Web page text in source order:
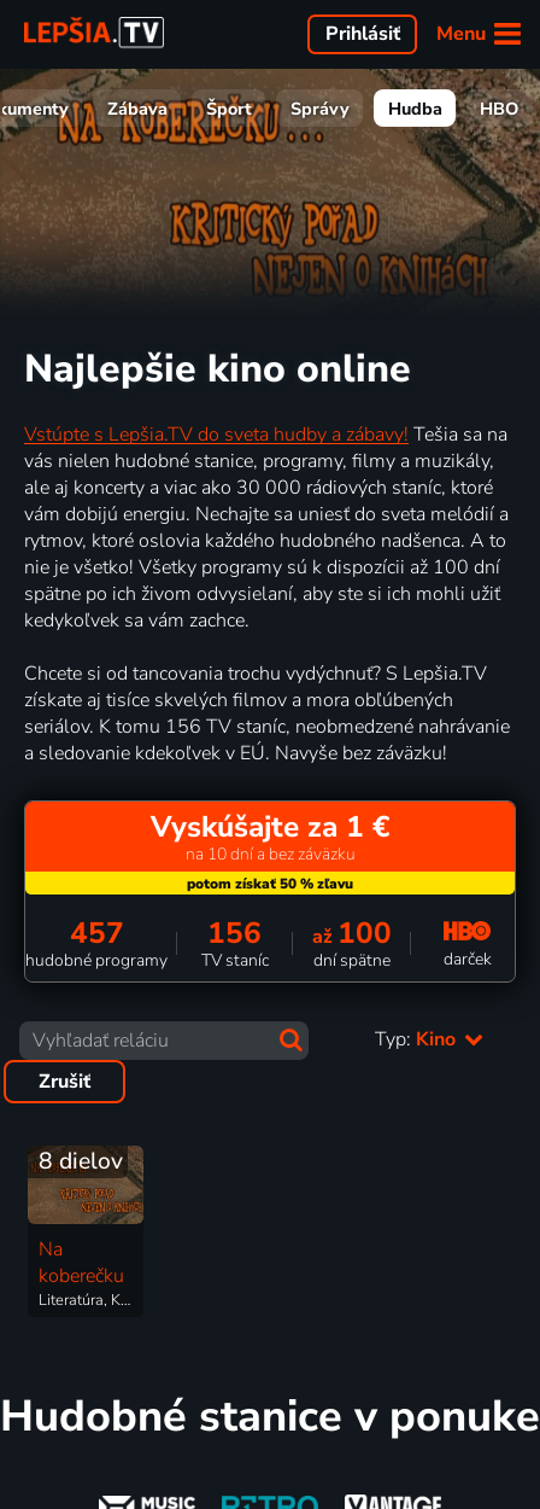
Menu
Prihlásiť
Zábava Šport Správy Hudba HBO
Najlepšie kino online
Vstúpte s Lepšia.TV do sveta hudby a zábavy! Tešia sa na
vás nielen hudobné stanice, programy, filmy a muzikály,
ale aj koncerty a viac ako 30 000 rádiových staníc, ktoré
vám dobijú energiu. Nechajte sa uniesť do sveta melódií a
rytmov, ktoré oslovia každého hudobného nadšenca. A to
nie je všetko! Všetky programy sú k dispozícii až 100 dní
spätne po ich živom odvysielaní, aby ste si ich mohli užiť
kedykoľvek sa vám zachce.
Chcete si od tancovania trochu vydýchnuť? S Lepšia.TV
získate aj tisíce skvelých filmov a mora obľúbených
seriálov. K tomu 156 TV staníc, neobmedzené nahrávanie
a sledovanie kdekoľvek v EÚ. Navyše bez záväzku!
Vyskúšajte za 1 €
na 10 dní a bez záväzku
457
hudobné programy
156
TV staníc
až 100
dní spätne darček
Typ: Kino
Zrušiť
8 dielov
Na
koberečku
Literatúra, Kino, Vzdelávacie
Hudobné stanice v ponuke